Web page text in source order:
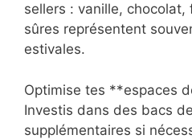
sellers : vanille, chocolat,
sûres représentent
estivales.
Optimise tes **espaces
Investis dans des bacs
supplémentaires si